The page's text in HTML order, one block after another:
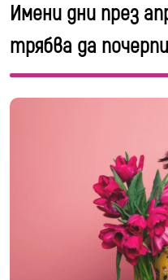
Имени дни през
трябва да почерпи